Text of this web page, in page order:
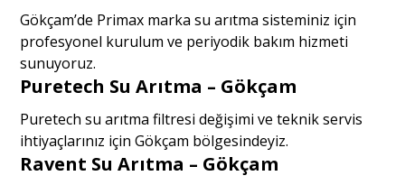
Gökçam’de Primax marka su arıtma sisteminiz için
profesyonel kurulum ve periyodik bakım hizmeti
sunuyoruz.
Puretech Su Arıtma – Gökçam
Puretech su arıtma filtresi değişimi ve teknik servis
ihtiyaçlarınız için Gökçam bölgesindeyiz.
Ravent Su Arıtma – Gökçam